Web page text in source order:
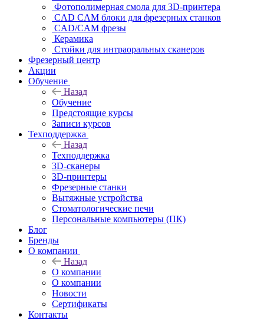
Фотополимерная смола для 3D-принтера
CAD CAM блоки для фрезерных станков
CAD/CAM фрезы
Керамика
Стойки для интраоральных сканеров
Фрезерный центр
Акции
Обучение
Назад
Обучение
Предстоящие курсы
Записи курсов
Техподдержка
Назад
Техподдержка
3D-сканеры
3D-принтеры
Фрезерные станки
Вытяжные устройства
Стоматологические печи
Персональные компьютеры (ПК)
Блог
Бренды
О компании
Назад
О компании
О компании
Новости
Сертификаты
Контакты